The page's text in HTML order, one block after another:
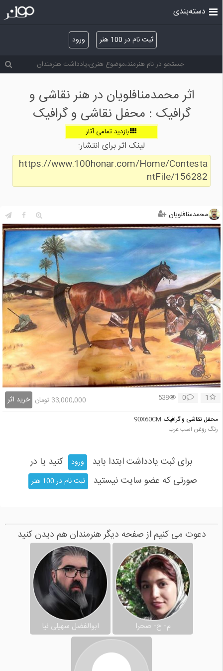
ثبت نام در 100 هنر ورود
دسته‌بندی
اثر محمدمنافلویان در هنر نقاشی و
گرافیک : محفل نقاشی و گرافیک
بازدید تمامی آثار
لینک اثر برای انتشار:
https://www.100honar.com/Home/Contesta
ntFile/156282
محمدمنافلویان
1
0
538
33,000,000 تومان خرید اثر
محفل نقاشی و گرافیک 90X60CM
رنگ روغن اسب عرب
برای ثبت یادداشت ابتدا باید ورود
کنید یا در
صورتی که عضو سایت نیستید
ثبت نام در 100 هنر
دعوت می کنیم از صفحه دیگر هنرمندان هم دیدن کنید
م- ح- صحرا ابوالفضل سهیلی نیا